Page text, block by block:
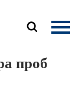

проб